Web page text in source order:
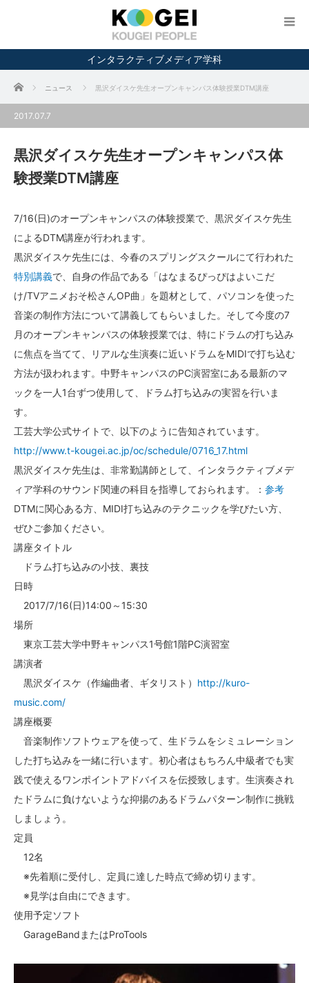
インタラクティブメディア学科
ホーム ニュース 黒沢ダイスケ先生オープンキャンパス体験授業DTM講座
2017.07.7
黒沢ダイスケ先生オープンキャンパス体
験授業DTM講座
7/16(日)のオープンキャンパスの体験授業で、黒沢ダイスケ先生
によるDTM講座が行われます。
黒沢ダイスケ先生には、今春のスプリングスクールにて行われた
特別講義で、自身の作品である「はなまるぴっぴはよいこだ
け/TVアニメおそ松さんOP曲」を題材として、パソコンを使った
音楽の制作方法について講義してもらいました。そして今度の7
月のオープンキャンパスの体験授業では、特にドラムの打ち込み
に焦点を当てて、リアルな生演奏に近いドラムをMIDIで打ち込む
方法が扱われます。中野キャンパスのPC演習室にある最新のマ
ックを一人1台ずつ使用して、ドラム打ち込みの実習を行いま
す。
工芸大学公式サイトで、以下のように告知されています。
http://www.t-kougei.ac.jp/oc/schedule/0716_17.html
黒沢ダイスケ先生は、非常勤講師として、インタラクティブメデ
ィア学科のサウンド関連の科目を指導しておられます。： 参考
DTMに関心ある方、MIDI打ち込みのテクニックを学びたい方、
ぜひご参加ください。
講座タイトル
ドラム打ち込みの小技、裏技
日時
2017/7/16(日)14:00～15:30
場所
東京工芸大学中野キャンパス1号館1階PC演習室
講演者
黒沢ダイスケ（作編曲者、ギタリスト） http://kuro-
music.com/
講座概要
音楽制作ソフトウェアを使って、生ドラムをシミュレーション
した打ち込みを一緒に行います。初心者はもちろん中級者でも実
践で使えるワンポイントアドバイスを伝授致します。生演奏され
たドラムに負けないような抑揚のあるドラムパターン制作に挑戦
しましょう。
定員
12名
※先着順に受付し、定員に達した時点で締め切ります。
※見学は自由にできます。
使用予定ソフト
GarageBandまたはProTools